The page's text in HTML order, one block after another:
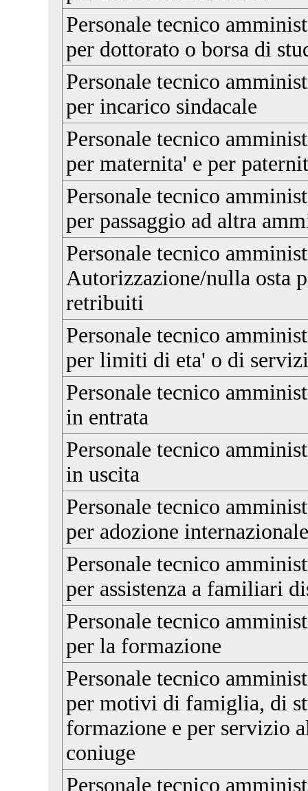
Personale tecnico
per dottorato o borsa di
Personale tecnico
per incarico sindacale
Personale tecnico
per maternita' e per
Personale tecnico
per passaggio ad altra
Personale tecnico
Autorizzazione/nulla osta
retribuiti
Personale tecnico
per limiti di eta' o di
Personale tecnico
in entrata
Personale tecnico
in uscita
Personale tecnico
per adozione internazionale
Personale tecnico
per assistenza a familiari
Personale tecnico
per la formazione
Personale tecnico
per motivi di famiglia, di
formazione e per servizio
coniuge
Personale tecnico